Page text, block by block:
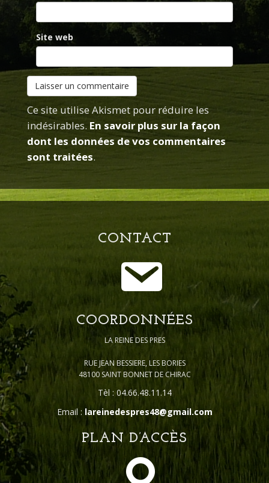
Site web
Ce site utilise Akismet pour réduire les
indésirables. En savoir plus sur la façon
dont les données de vos commentaires
sont traitées.
CONTACT
COORDONNÉES
LA REINE DES PRES
RUE JEAN BESSIERE, LES BORIES
48100 SAINT BONNET DE CHIRAC
Tèl : 04.66.48.11.14
Email : lareinedespres48@gmail.com
PLAN D’ACCÈS